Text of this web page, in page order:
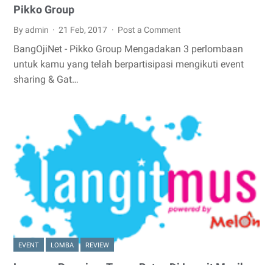
Pikko Group
By admin 21 Feb, 2017 Post a Comment
BangOjiNet - Pikko Group Mengadakan 3 perlombaan
untuk kamu yang telah berpartisipasi mengikuti event
sharing & Gat…
EVENT LOMBA REVIEW